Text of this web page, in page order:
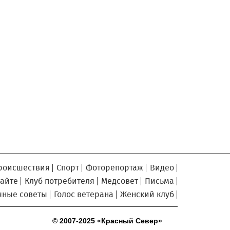
5.08.2026 12:37
26 тысяч идей для развития
региона подали вологжане через чат-бот
пройдут учебу
Спорт Фоторепортаж
Видео
Клуб потребителя Медсовет
Письма
советы
Голос ветерана Женский клуб
© 2007-2025 «Красный Север»